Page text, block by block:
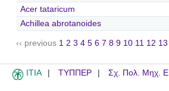
Acer tataricum
Achillea abrotanoides
‹‹ previous 1 2 3 4 5 6 7 8 9 10 11 12 13
ITIA ΤΥΠΠΕΡ Σχ. Πολ. Μηχ.